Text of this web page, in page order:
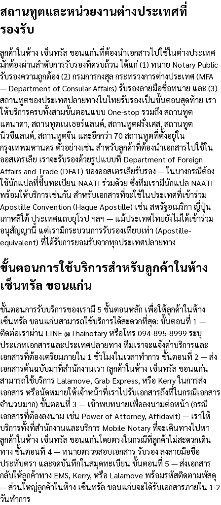
สถานทูตและหน่วยงานต่างประเทศที่
รองรับ
ลูกค้าในห้าง เซ็นทรัล ขอนแก่นที่ต้องนำเอกสารไปใช้ในต่างประเทศ
มักต้องผ่านลำดับการรับรองที่ครบถ้วน ได้แก่ (1) ทนาย Notary Public
รับรองความถูกต้อง (2) กรมการกงสุล กระทรวงการต่างประเทศ (MFA
— Department of Consular Affairs) รับรองลายมือชื่อทนาย และ (3)
สถานทูตของประเทศปลายทางในไทยรับรองเป็นขั้นตอนสุดท้าย เรา
ให้บริการครบทั้งสามขั้นตอนแบบ One-stop รวมถึง สถานทูต
แคนาดา, สถานทูตเนเธอร์แลนด์, สถานทูตฝรั่งเศส, สถานทูต
นิวซีแลนด์, สถานทูตจีน และอีกกว่า 70 สถานทูตที่ตั้งอยู่ใน
กรุงเทพมหานคร ตัวอย่างเช่น สำหรับลูกค้าที่ต้องนำเอกสารไปใช้ใน
ออสเตรเลีย เราจะรับรองด้วยรูปแบบที่ Department of Foreign
Affairs and Trade (DFAT) ของออสเตรเลียรับรอง — ในบางกรณีต้อง
ใช้นักแปลที่ขึ้นทะเบียน NAATI ร่วมด้วย ซึ่งทีมเรามีนักแปล NAATI
พร้อมให้บริการเช่นกัน สำหรับเอกสารที่จะใช้ในประเทศที่เข้าร่วม
Apostille Convention (Hague Apostille) เช่น สหรัฐอเมริกา ญี่ปุ่น
เกาหลีใต้ ประเทศแถบยุโรป ฯลฯ — แม้ประเทศไทยยังไม่ได้เข้าร่วม
อนุสัญญานี้ แต่เรามีกระบวนการรับรองเทียบเท่า (Apostille-
equivalent) ที่ได้รับการยอมรับจากทุกประเทศปลายทาง
ขั้นตอนการใช้บริการสำหรับลูกค้าในห้าง
เซ็นทรัล ขอนแก่น
ขั้นตอนการรับบริการของเรามี 5 ขั้นตอนหลัก เพื่อให้ลูกค้าในห้าง
เซ็นทรัล ขอนแก่นสามารถใช้บริการได้สะดวกที่สุด: ขั้นตอนที่ 1 —
ติดต่อเราผ่าน LINE @Thainotary หรือโทร 094-895-8999 ระบุ
ประเภทเอกสารและประเทศปลายทาง ทีมเราจะแจ้งค่าบริการและ
เอกสารที่ต้องเตรียมภายใน 1 ชั่วโมงในเวลาทำการ ขั้นตอนที่ 2 — ส่ง
เอกสารต้นฉบับมาที่สำนักงานเรา (ลูกค้าในห้าง เซ็นทรัล ขอนแก่น
สามารถใช้บริการ Lalamove, Grab Express, หรือ Kerry ในการส่ง
เอกสาร หรือนัดหมายให้เจ้าหน้าที่เราไปรับเอกสารถึงที่ในกรณีเอกสาร
จำนวนมาก) ขั้นตอนที่ 3 — เข้าพบทนายเพื่อลงนามต่อหน้า (กรณี
เอกสารที่ต้องลงนาม เช่น Power of Attorney, Affidavit) — เราให้
บริการทั้งที่สำนักงานและบริการ Mobile Notary ที่จะเดินทางไปหา
ลูกค้าในห้าง เซ็นทรัล ขอนแก่นโดยตรงในกรณีที่ลูกค้าไม่สะดวกเดิน
ทาง ขั้นตอนที่ 4 — ทนายตรวจสอบเอกสาร รับรอง ลงลายมือชื่อ
ประทับตรา และจดบันทึกในสมุดทะเบียน ขั้นตอนที่ 5 — ส่งเอกสาร
กลับให้ลูกค้าทาง EMS, Kerry, หรือ Lalamove พร้อมรหัสติดตามพัสดุ
— ส่วนใหญ่ลูกค้าในห้าง เซ็นทรัล ขอนแก่นจะได้รับเอกสารภายใน 1-2
วันทำการ